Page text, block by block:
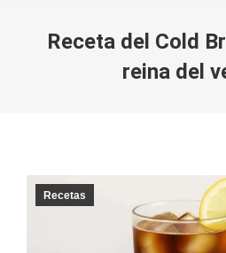
Receta del Cold
reina del
Recetas